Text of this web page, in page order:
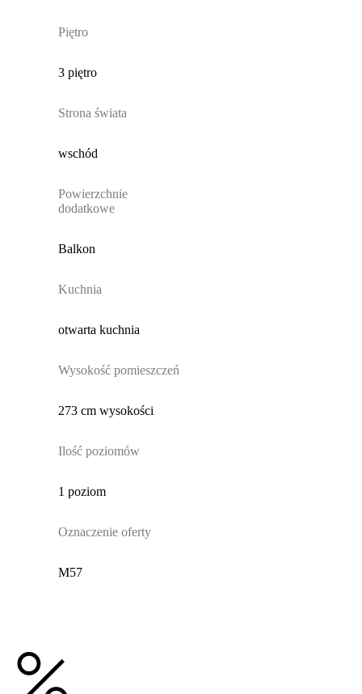
Piętro
3 piętro
Strona świata
wschód
Powierzchnie
dodatkowe
Balkon
Kuchnia
otwarta kuchnia
Wysokość pomieszczeń
273 cm wysokości
Ilość poziomów
1 poziom
Oznaczenie oferty
M57